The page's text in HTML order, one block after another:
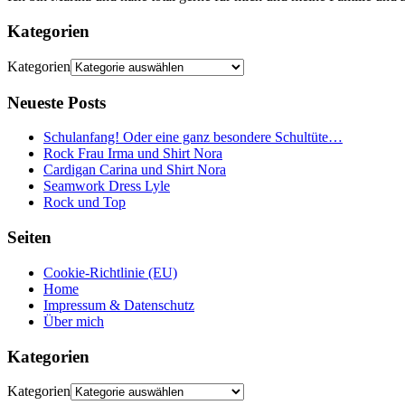
Kategorien
Kategorien
Neueste Posts
Schulanfang! Oder eine ganz besondere Schultüte…
Rock Frau Irma und Shirt Nora
Cardigan Carina und Shirt Nora
Seamwork Dress Lyle
Rock und Top
Seiten
Cookie-Richtlinie (EU)
Home
Impressum & Datenschutz
Über mich
Kategorien
Kategorien